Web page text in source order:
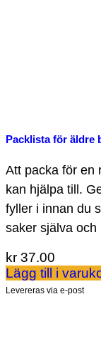
Packlista för äldre
Att packa för en
kan hjälpa till.
fyller i innan du
saker själva och
kr 37.00
Lägg till i
Levereras via e-post